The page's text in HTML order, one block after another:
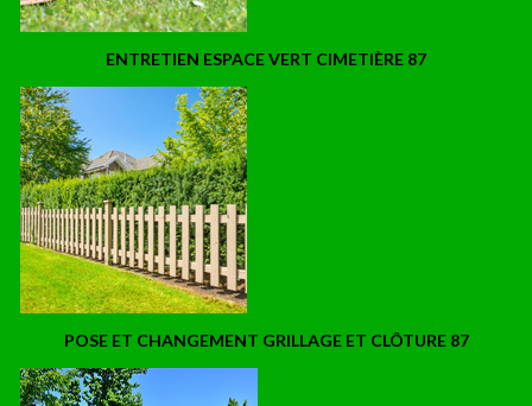
ENTRETIEN ESPACE VERT CIMETIÈRE 87
POSE ET CHANGEMENT GRILLAGE ET CLÔTURE 87